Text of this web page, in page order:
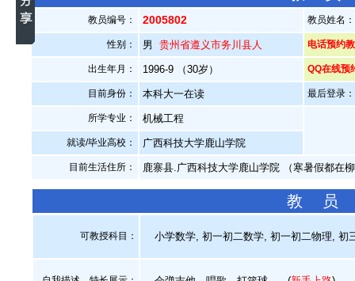
教员编号： 2005802 教员姓名
性别： 男贵州省遵义市务川县人 电话预约
出生年月： 1996-9 （30岁） QQ在线预
目前身份： 本科大一在读 最后登录
所学专业： 机械工程
就读/毕业高校： 广西科技大学鹿山学院
目前生活住所： 鹿寨县.广西科技大学鹿山学院 （寒暑假都在
教 员
可教授科目： 小学数学, 初一初二数学, 初一初二物理, 初